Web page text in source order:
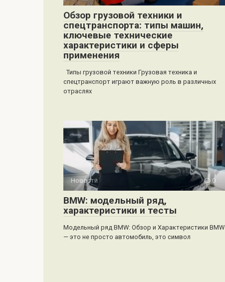
Обзор грузовой техники и
спецтранспорта: типы машин,
ключевые технические
характеристики и сферы
применения
Типы грузовой техники Грузовая техника и
спецтранспорт играют важную роль в различных
отраслях
Новости 0
BMW: модельный ряд,
характеристики и тесты
Модельный ряд BMW: Обзор и Характеристики BMW
— это не просто автомобиль, это символ